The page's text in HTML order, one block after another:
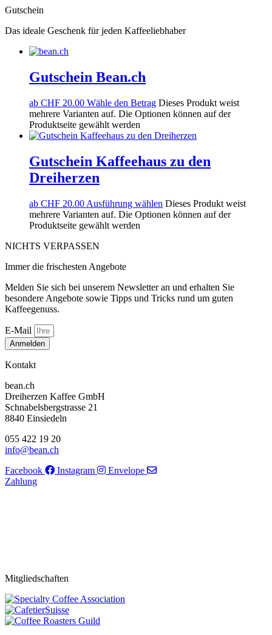
Gutschein
Das ideale Geschenk für jeden Kaffeeliebhaber
Gutschein Bean.ch
ab CHF 20.00 Wähle den Betrag Dieses Produkt weist
mehrere Varianten auf. Die Optionen können auf der
Produktseite gewählt werden
Gutschein Kaffeehaus zu den
Dreiherzen
ab CHF 20.00 Ausführung wählen Dieses Produkt weist
mehrere Varianten auf. Die Optionen können auf der
Produktseite gewählt werden
NICHTS VERPASSEN
Immer die frischesten Angebote
Melden Sie sich bei unserem Newsletter an und erhalten Sie
besondere Angebote sowie Tipps und Tricks rund um guten
Kaffeegenuss.
E-Mail
Anmelden
Kontakt
bean.ch
Dreiherzen Kaffee GmbH
Schnabelsbergstrasse 21
8840 Einsiedeln
055 422 19 20
info@bean.ch
Facebook
Instagram
Envelope
Zahlung
Mitgliedschaften